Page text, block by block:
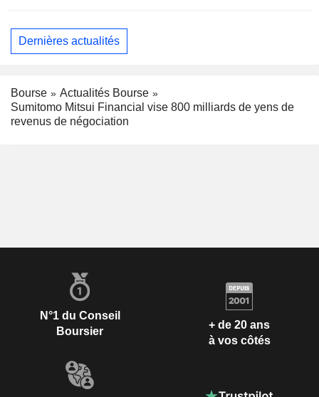
Dernières actualités
Bourse
Actualités Bourse
Sumitomo Mitsui Financial vise 800 milliards de yens de
revenus de négociation
N°1 du Conseil
Boursier
+ de 20 ans
à vos côtés